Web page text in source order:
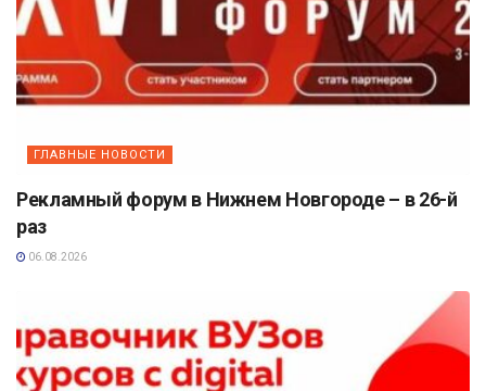
ГЛАВНЫЕ НОВОСТИ
Рекламный форум в Нижнем Новгороде – в 26-й
раз
06.08.2026